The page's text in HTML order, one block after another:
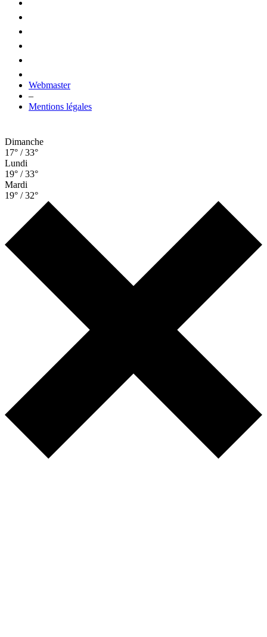
Webmaster
–
Mentions légales
Dimanche
17° / 33°
Lundi
19° / 33°
Mardi
19° / 32°